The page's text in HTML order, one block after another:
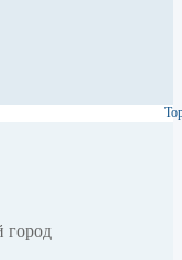
город